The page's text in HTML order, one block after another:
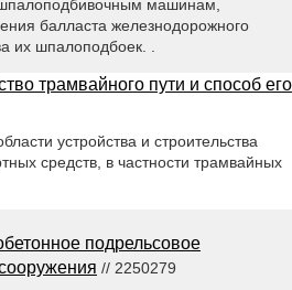
шпалоподбивочным машинам,
балласта железнодорожного
их шпалоподбоек. .
трамвайного пути и способ его
устройства и строительства
средств, в частности трамвайных
подрельсовое
// 2250279